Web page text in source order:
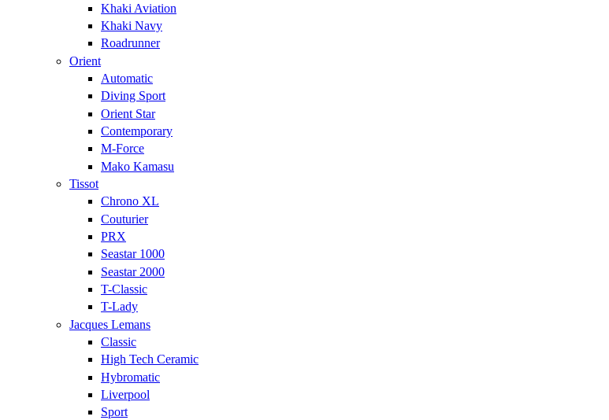
Khaki Aviation
Khaki Navy
Roadrunner
Orient
Automatic
Diving Sport
Orient Star
Contemporary
M-Force
Mako Kamasu
Tissot
Chrono XL
Couturier
PRX
Seastar 1000
Seastar 2000
T-Classic
T-Lady
Jacques Lemans
Classic
High Tech Ceramic
Hybromatic
Liverpool
Sport